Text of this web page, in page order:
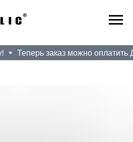
Теперь заказ можно оплатить